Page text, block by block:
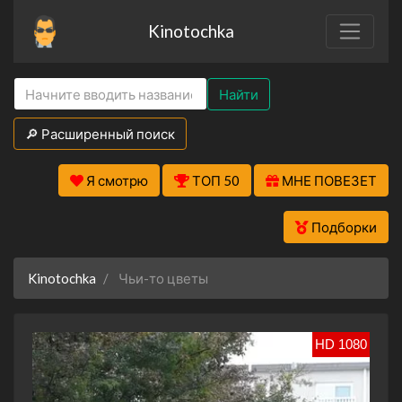
Kinotochka
Найти
🔎 Расширенный поиск
Я смотрю ТОП 50 МНЕ ПОВЕЗЕТ
Подборки
Kinotochka Чьи-то цветы
HD 1080